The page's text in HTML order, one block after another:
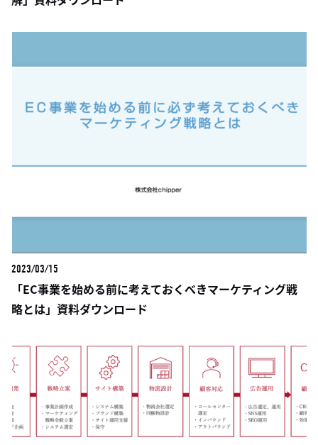
2023/03/15
「EC事業を始める前に考えておくべきマーケティング戦
略とは」資料ダウンロード